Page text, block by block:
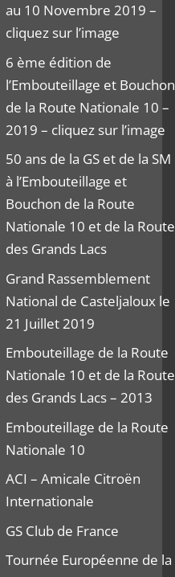
au 10 Novembre 2019 –
cliquez sur l’image
6 ème édition de
l’Embouteillage et Bouchon
de la Route Nationale 10 –
2019 – cliquez sur l’image
50 ans de la GS et de la SM
à l’Embouteillage et
Bouchon de la Route
Nationale 10 et de la Route
des Grands Lacs
Grand Rassemblement
National de Casteljaloux le
21 Juillet 2019
Embouteillage de la Route
Nationale 10 et de la Route
des Grands Lacs – 2013
Embouteillage de la Route
Nationale 10
ACI – Amicale Citroën
Internationale
GS Club de France
Tournée Européenne de la